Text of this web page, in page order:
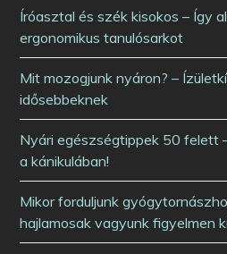
Íróasztal és szék kisokos – Így
ergonomikus tanulósarkot
Mit mozogjunk nyáron? –
idősebbeknek
Nyári egészségtippek 50 felett
a kánikulában!
Mikor forduljunk
hajlamosak vagyunk figyelmen